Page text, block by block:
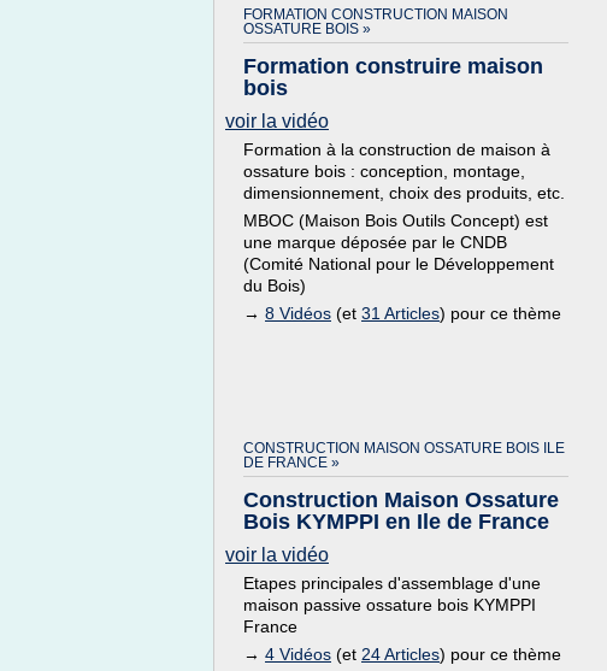
FORMATION CONSTRUCTION MAISON
OSSATURE BOIS »
Formation construire maison
bois
voir la vidéo
Formation à la construction de maison à
ossature bois : conception, montage,
dimensionnement, choix des produits, etc.
MBOC (Maison Bois Outils Concept) est
une marque déposée par le CNDB
(Comité National pour le Développement
du Bois)
→ 8 Vidéos (et 31 Articles) pour ce thème
CONSTRUCTION MAISON OSSATURE BOIS ILE
DE FRANCE »
Construction Maison Ossature
Bois KYMPPI en Ile de France
voir la vidéo
Etapes principales d'assemblage d'une
maison passive ossature bois KYMPPI
France
→ 4 Vidéos (et 24 Articles) pour ce thème